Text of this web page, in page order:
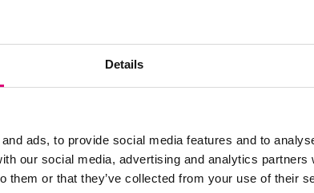
Details
ads, to provide social media features and to
our social media, advertising and analytics partners
them or that they’ve collected from your use of their